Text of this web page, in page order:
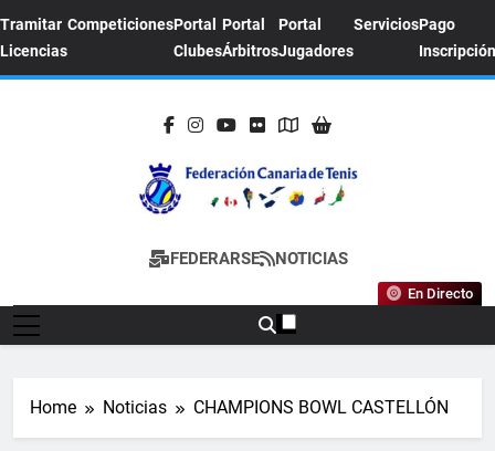
Tramitar
Licencias
CompeticionesPortal
Clubes
Portal
Árbitros
Portal
Jugadores
ServiciosPago
Inscripción
FEDERACION
CANARIA DE
TENIS
Sitio Oficial De La Federación Canaria De
FEDERARSE NOTICIAS
En Directo
Home Noticias CHAMPIONS BOWL CASTELLÓN